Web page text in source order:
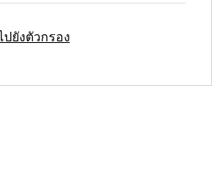
ไปยังตัวกรอง